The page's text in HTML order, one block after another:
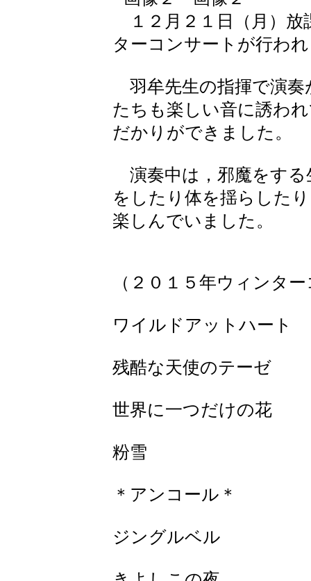
１２月２１日（月）放
ターコンサートが行わ
羽牟先生の指揮で演奏
たちも楽しい音に誘わ
だかりができました。
演奏中は，邪魔をする
をしたり体を揺らした
楽しんでいました。
（２０１５年ウィンタ
ワイルドアットハート
残酷な天使のテーゼ
世界に一つだけの花
粉雪
＊アンコール＊
ジングルベル